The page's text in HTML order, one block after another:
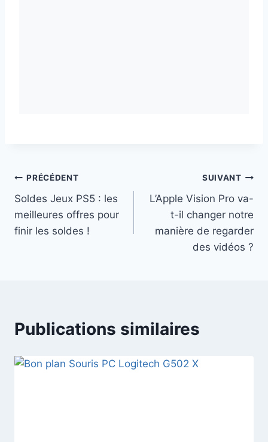
Navigation
de
l’article
PRÉCÉDENT
Soldes Jeux PS5 : les
meilleures offres pour
finir les soldes !
SUIVANT
L’Apple Vision Pro va-
t-il changer notre
manière de regarder
des vidéos ?
Publications similaires